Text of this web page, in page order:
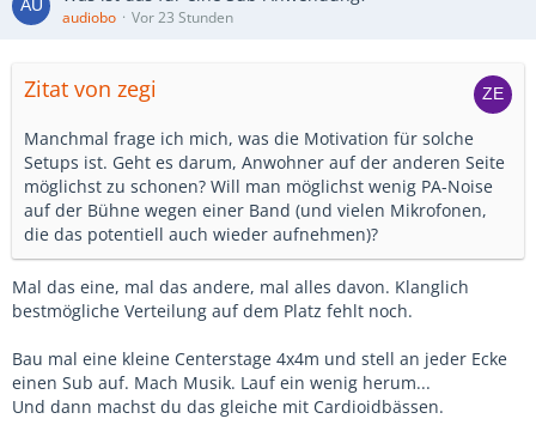
audiobo Vor 23 Stunden
Zitat von zegi
Manchmal frage ich mich, was die Motivation für solche
Setups ist. Geht es darum, Anwohner auf der anderen Seite
möglichst zu schonen? Will man möglichst wenig PA-Noise
auf der Bühne wegen einer Band (und vielen Mikrofonen,
die das potentiell auch wieder aufnehmen)?
Mal das eine, mal das andere, mal alles davon. Klanglich
bestmögliche Verteilung auf dem Platz fehlt noch.
Bau mal eine kleine Centerstage 4x4m und stell an jeder Ecke
einen Sub auf. Mach Musik. Lauf ein wenig herum...
Und dann machst du das gleiche mit Cardioidbässen.